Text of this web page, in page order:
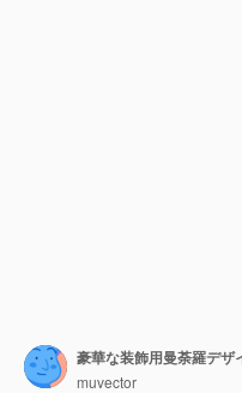
豪華な装飾用曼荼羅デザ
muvector